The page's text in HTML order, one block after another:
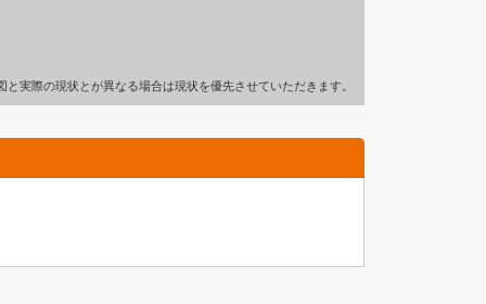
実際の現状とが異なる場合は現状を優先させていただきます。